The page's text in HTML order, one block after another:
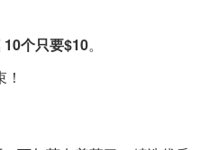
10个只要$10。